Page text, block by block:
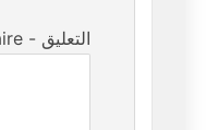
Commentaire - التعليق